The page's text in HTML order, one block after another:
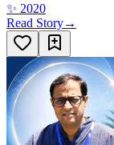
✨ 2020
Read Story→